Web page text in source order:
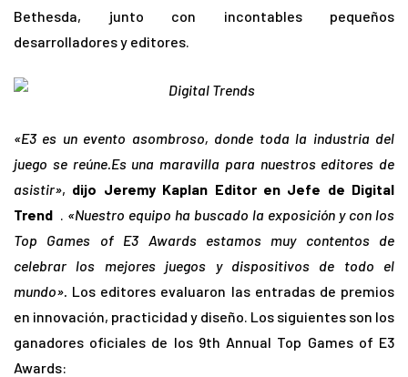
Bethesda, junto con incontables pequeños
desarrolladores y editores.
«E3 es un evento asombroso, donde toda la industria del
juego se reúne.Es una maravilla para nuestros editores de
asistir», dijo Jeremy Kaplan Editor en Jefe de Digital
Trend . «Nuestro equipo ha buscado la exposición y con los
Top Games of E3 Awards estamos muy contentos de
celebrar los mejores juegos y dispositivos de todo el
mundo». Los editores evaluaron las entradas de premios
en innovación, practicidad y diseño. Los siguientes son los
ganadores oficiales de los 9th Annual Top Games of E3
Awards: